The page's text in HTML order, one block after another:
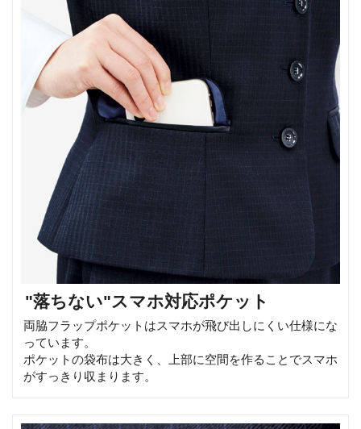
"落ちない"スマホ対応ポケット
両脇フラップポケットはスマホが飛び出しにくい仕様にな
っています。
ポケットの袋布は大きく、上部に空間を作ることでスマホ
がすっきり収まります。